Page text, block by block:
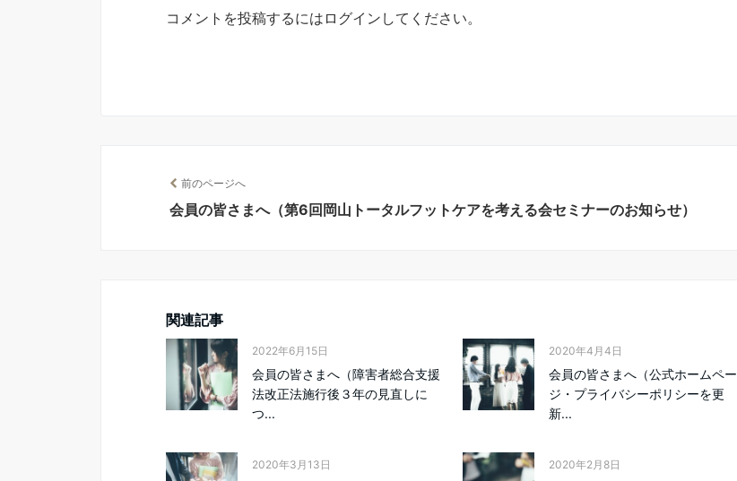
コメントを投稿するには ログイン してください。
前のページへ
会員の皆さまへ（第6回岡山トータルフットケアを考える会セミナーのお知らせ）
関連記事
2022年6月15日
会員の皆さまへ（障害者総合支援
法改正法施行後３年の見直しに
つ...
2020年4月4日
会員の皆さまへ（公式ホームペー
ジ・プライバシーポリシーを更
新...
2020年3月13日 2020年2月8日